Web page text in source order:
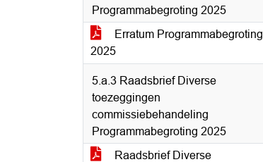
Programmabegroting 2025
Erratum Programmabegroting
2025
5.a.3 Raadsbrief Diverse
toezeggingen
commissiebehandeling
Programmabegroting 2025
Raadsbrief Diverse